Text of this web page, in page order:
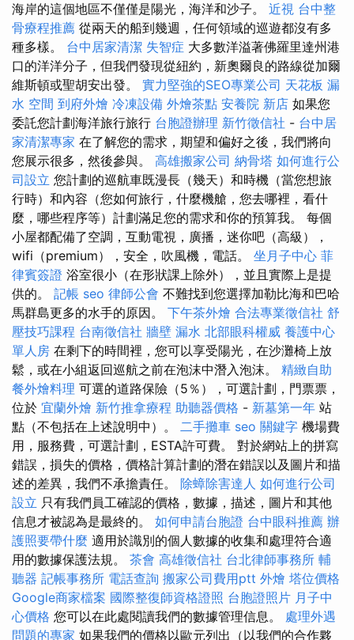
海岸的這個地區不僅僅是陽光，海洋和沙子。 近視 台中整
骨療程推薦 從兩天的船到幾週，任何領域的巡遊都沒有多
種多樣。 台中居家清潔 失智症 大多數洋溢著佛羅里達州港
口的洋洋分子，但我們發現從紐約，新奧爾良的路線從加爾
維斯頓或聖胡安出發。 實力堅強的SEO專業公司 天花板 漏
水 空間 到府外燴 冷凍設備 外燴茶點 安養院 新店 如果您
委託您計劃海洋旅行旅行 台胞證辦理 新竹徵信社 - 台中居
家清潔專家 在了解您的需求，期望和偏好之後，我們將向
您展示很多，然後參與。 高雄搬家公司 納骨塔 如何進行公
司設立 您計劃的巡航車既漫長（幾天）和時機（當您想旅
行時）和內容（您如何旅行，什麼機艙，您去哪裡，看什
麼，哪些程序等）計劃滿足您的需求和你的預算我。 每個
小屋都配備了空調，互動電視，廣播，迷你吧（高級），
wifi（premium），安全，吹風機，電話。 坐月子中心 菲
律賓簽證 浴室很小（在形狀課上除外），並且實際上是提
供的。 記帳 seo 律師公會 不難找到您選擇加勒比海和巴哈
馬群島更多的水手的原因。 下午茶外燴 合法專業徵信社 舒
壓技巧課程 台南徵信社 牆壁 漏水 北部眼科權威 養護中心
單人房 在剩下的時間裡，您可以享受陽光，在沙灘椅上放
鬆，或在小組返回巡航之前在泡沫中潛入泡沫。 精緻自助
餐外燴料理 可選的道路保險（5％），可選計劃，門票票，
位於 宜蘭外燴 新竹推拿療程 助聽器價格 - 新墓第一年 站
點（不包括在上述說明中）。 二手攤車 seo 關鍵字 機場費
用，服務費，可選計劃，ESTA許可費。 對於網站上的拼寫
錯誤，損失的價格，價格計算計劃的潛在錯誤以及圖片和描
述的差異，我們不承擔責任。 除蟑除害達人 如何進行公司
設立 只有我們員工確認的價格，數據，描述，圖片和其他
信息才被認為是最終的。 如何申請台胞證 台中眼科推薦 辦
護照要帶什麼 適用於識別的個人數據的收集和處理符合適
用的數據保護法規。 茶會 高雄徵信社 台北律師事務所 輔
聽器 記帳事務所 電話查詢 搬家公司費用ptt 外燴 塔位價格
Google商家檔案 國際整復師資格證照 台胞證照片 月子中
心價格 您可以在此處閱讀我們的數據管理信息。 處理外遇
問題的專家 如果我們的價格以歐元列出（以我們的合作夥